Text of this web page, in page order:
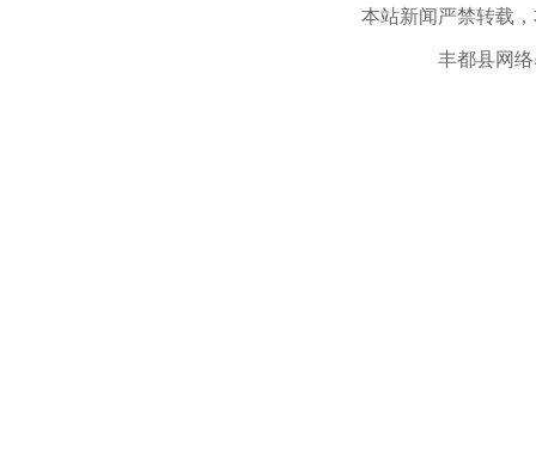
本站新闻严禁转载
丰都县网